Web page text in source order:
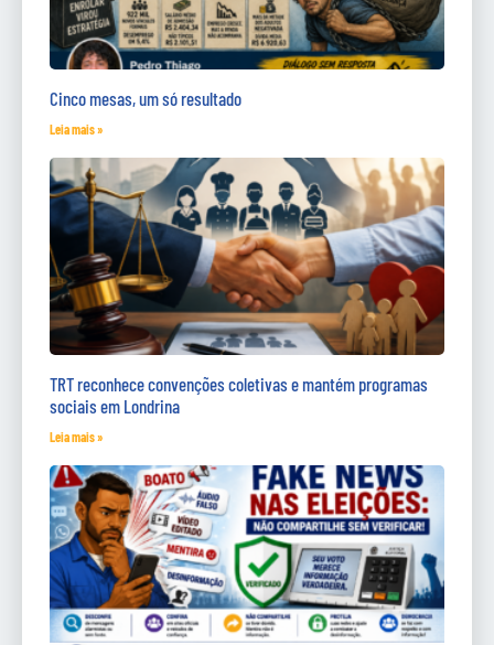
Cinco mesas, um só resultado
Leia mais »
TRT reconhece convenções coletivas e mantém programas
sociais em Londrina
Leia mais »